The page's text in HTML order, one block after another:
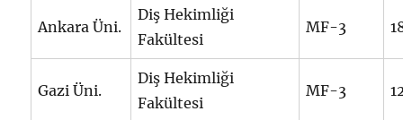
Ankara Üni.
Diş Hekimliği
Fakültesi
MF-3
Gazi Üni.
Diş Hekimliği
Fakültesi
MF-3